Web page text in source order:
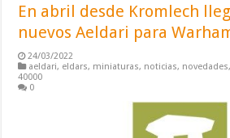
En abril desde Kromlech
nuevos Aeldari para
24/03/2022
aeldari, eldars, miniaturas, noticias, novedades
40000
0